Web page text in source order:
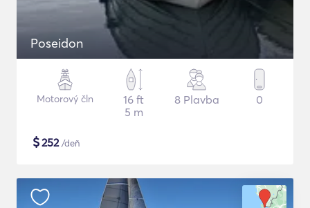
Poseidon
Motorový čln
16 ft
5 m
8 Plavba 0
$252/deň